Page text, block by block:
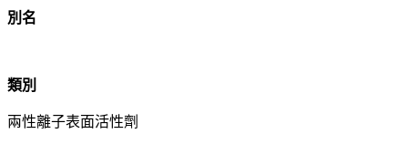
別名
類別
兩性離子表面活性劑